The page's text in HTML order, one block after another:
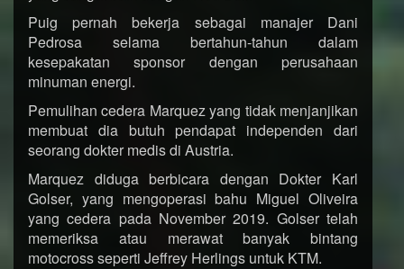
Puig pernah bekerja sebagai manajer Dani
Pedrosa selama bertahun-tahun dalam
kesepakatan sponsor dengan perusahaan
minuman energi.
Pemulihan cedera Marquez yang tidak menjanjikan
membuat dia butuh pendapat independen dari
seorang dokter medis di Austria.
Marquez diduga berbicara dengan Dokter Karl
Golser, yang mengoperasi bahu Miguel Oliveira
yang cedera pada November 2019. Golser telah
memeriksa atau merawat banyak bintang
motocross seperti Jeffrey Herlings untuk KTM.